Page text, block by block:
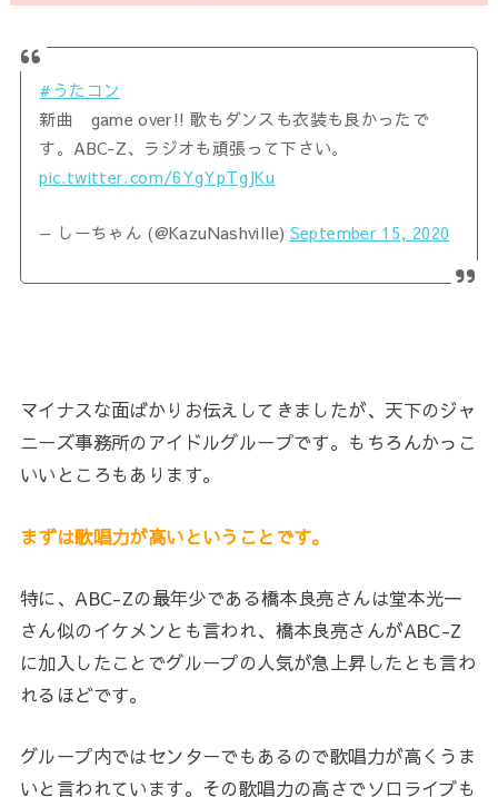
#うたコン
新曲 game over!! 歌もダンスも衣装も良かったで
す。ABC-Z、ラジオも頑張って下さい。
pic.twitter.com/6YgYpTgJKu
— しーちゃん (@KazuNashville) September 15, 2020
マイナスな面ばかりお伝えしてきましたが、天下のジャ
ニーズ事務所のアイドルグループです。もちろんかっこ
いいところもあります。
まずは歌唱力が高いということです。
特に、ABC-Zの最年少である橋本良亮さんは堂本光一
さん似のイケメンとも言われ、橋本良亮さんがABC-Z
に加入したことでグループの人気が急上昇したとも言わ
れるほどです。
グループ内ではセンターでもあるので歌唱力が高くうま
いと言われています。その歌唱力の高さでソロライブも